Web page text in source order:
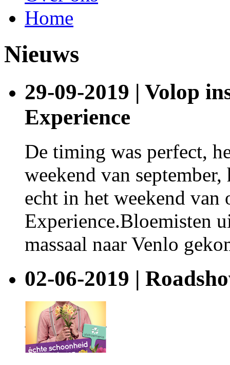
Home
Nieuws
29-09-2019 | Volop
Experience
De timing was perfect,
weekend van
echt in het weekend van
Experience.Bloemisten
massaal naar Venlo
02-06-2019 |